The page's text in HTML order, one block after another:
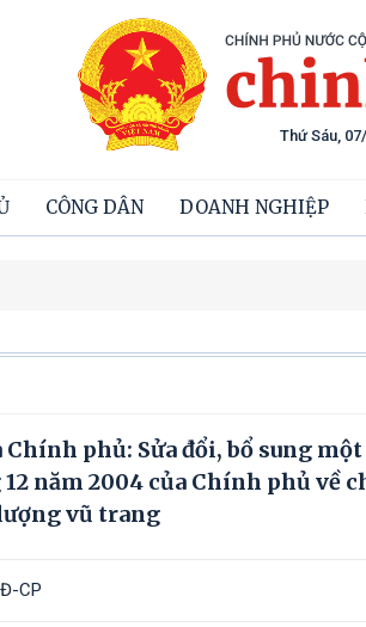
CÔNG DÂN DOANH NGHIỆP
Thứ Sáu,
phủ: Sửa đổi, bổ sung
năm 2004 của Chính phủ về
vũ trang
CP